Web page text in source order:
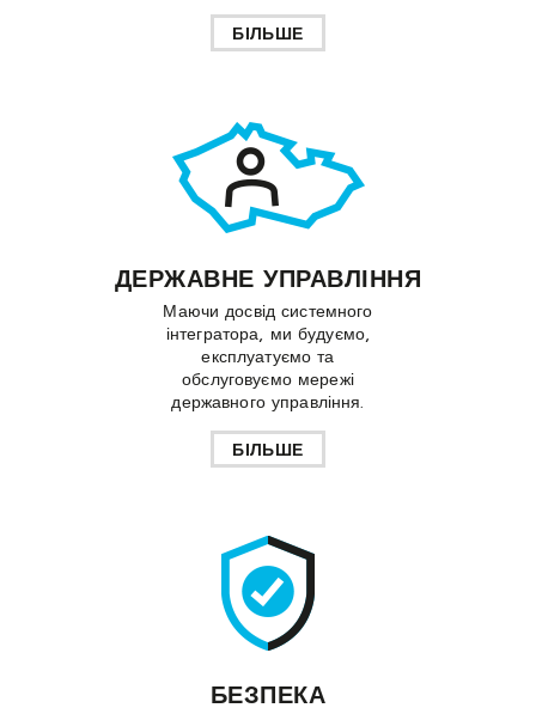
БІЛЬШЕ
ДЕРЖАВНЕ УПРАВЛІННЯ
Маючи досвід системного
інтегратора, ми будуємо,
експлуатуємо та
обслуговуємо мережі
державного управління.
БІЛЬШЕ
БЕЗПЕКА